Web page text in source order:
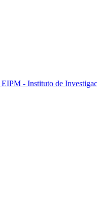
EIPM - Instituto de